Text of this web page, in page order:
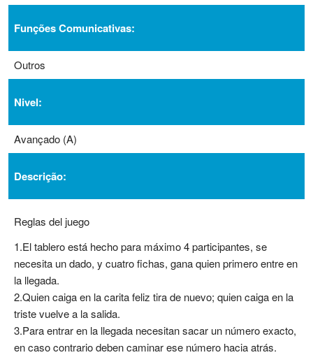
Funções Comunicativas:
Outros
Nivel:
Avançado (A)
Descrição:
Reglas del juego
1.El tablero está hecho para máximo 4 participantes, se
necesita un dado, y cuatro fichas, gana quien primero entre en
la llegada.
2.Quien caiga en la carita feliz tira de nuevo; quien caiga en la
triste vuelve a la salida.
3.Para entrar en la llegada necesitan sacar un número exacto,
en caso contrario deben caminar ese número hacia atrás.